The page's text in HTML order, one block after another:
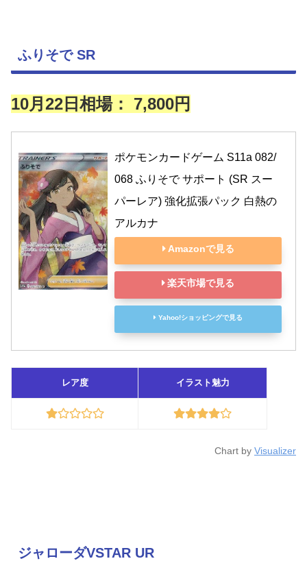
ふりそで SR
10月22日相場： 7,800円
ポケモンカードゲーム S11a 082/
068 ふりそで サポート (SR スー
パーレア) 強化拡張パック 白熱の
アルカナ
Amazonで見る
楽天市場で見る
Yahoo!ショッピングで見る
レア度 イラスト魅力
Chart by Visualizer
ジャローダVSTAR UR